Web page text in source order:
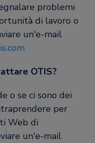
problemi
di lavoro o
un'e-mail
OTIS?
o se ci sono dei
per
Web di
un'e-mail